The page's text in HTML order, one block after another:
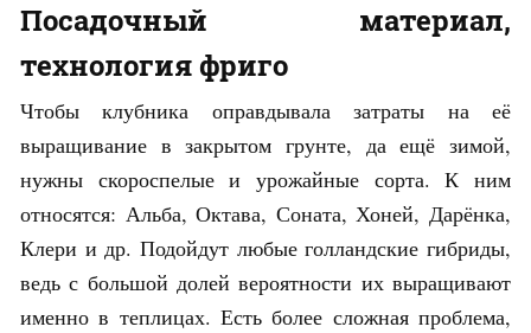
Посадочный материал,
технология фриго
Чтобы клубника оправдывала затраты на её
выращивание в закрытом грунте, да ещё зимой,
нужны скороспелые и урожайные сорта. К ним
относятся: Альба, Октава, Соната, Хоней, Дарёнка,
Клери и др. Подойдут любые голландские гибриды,
ведь с большой долей вероятности их выращивают
именно в теплицах. Есть более сложная проблема,